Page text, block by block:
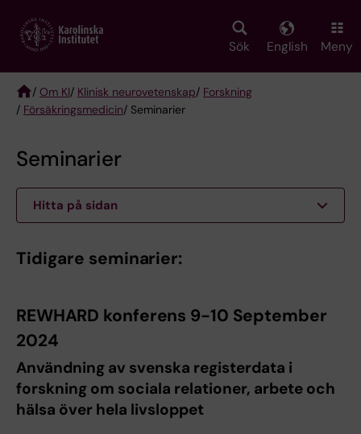
main
Sök English Meny
Breadcrumb
/ Om KI/ Klinisk neurovetenskap/ Forskning
/ Försäkringsmedicin/ Seminarier
Seminarier
Hitta på sidan
Tidigare seminarier:
REWHARD konferens 9-10 September
2024
Användning av svenska registerdata i
forskning om sociala relationer, arbete och
hälsa över hela livsloppet